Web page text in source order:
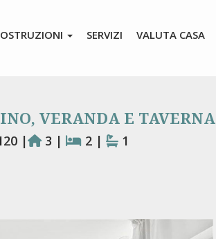
SERVIZI VALUTA CASA
VERANDA E TAVERNA
| 3 | 2 | 1